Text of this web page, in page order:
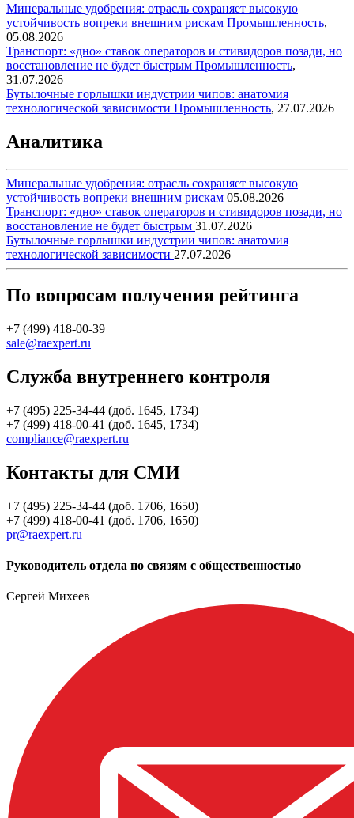
Минеральные удобрения: отрасль сохраняет высокую
устойчивость вопреки внешним рискам Промышленность,
05.08.2026
Транспорт: «дно» ставок операторов и стивидоров позади, но
восстановление не будет быстрым Промышленность,
31.07.2026
Бутылочные горлышки индустрии чипов: анатомия
технологической зависимости Промышленность, 27.07.2026
Аналитика
Минеральные удобрения: отрасль сохраняет высокую
устойчивость вопреки внешним рискам 05.08.2026
Транспорт: «дно» ставок операторов и стивидоров позади, но
восстановление не будет быстрым 31.07.2026
Бутылочные горлышки индустрии чипов: анатомия
технологической зависимости 27.07.2026
По вопросам получения рейтинга
+7 (499) 418-00-39
sale@raexpert.ru
Служба внутреннего контроля
+7 (495) 225-34-44 (доб. 1645, 1734)
+7 (499) 418-00-41 (доб. 1645, 1734)
compliance@raexpert.ru
Контакты для СМИ
+7 (495) 225-34-44 (доб. 1706, 1650)
+7 (499) 418-00-41 (доб. 1706, 1650)
pr@raexpert.ru
Руководитель отдела по связям с общественностью
Сергей Михеев